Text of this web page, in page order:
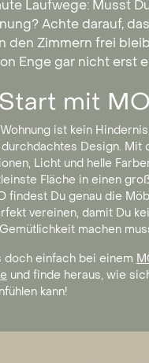
Laufwege: Musst
Achte darauf,
den Zimmern frei
Enge gar nicht erst
mit
ist kein
Design. Mit
Licht und helle
Fläche in einen
findest Du genau die
vereinen, damit Du
machen
doch einfach bei einem
und finde heraus, wie
kann!